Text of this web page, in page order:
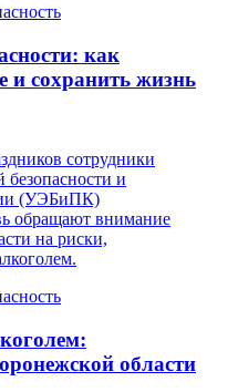
как
и сохранить жизнь
области